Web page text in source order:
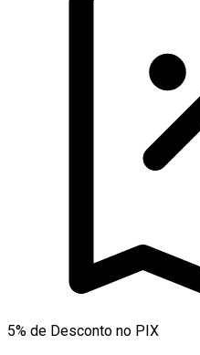
5% de Desconto no PIX